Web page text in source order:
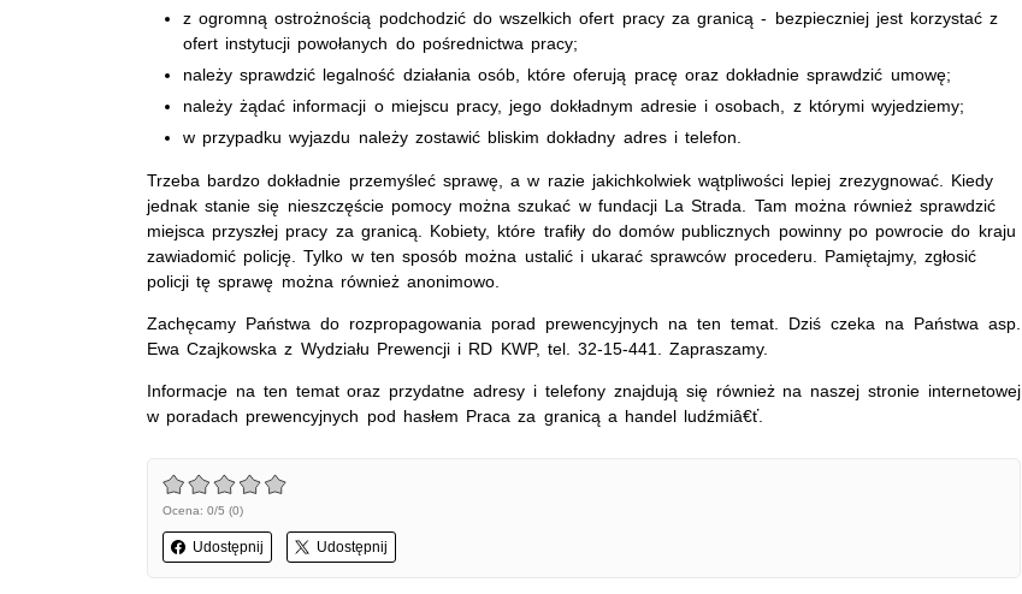
z ogromną ostrożnością podchodzić do wszelkich ofert pracy za granicą - bezpieczniej jest korzystać z
ofert instytucji powołanych do pośrednictwa pracy;
należy sprawdzić legalność działania osób, które oferują pracę oraz dokładnie sprawdzić umowę;
należy żądać informacji o miejscu pracy, jego dokładnym adresie i osobach, z którymi wyjedziemy;
w przypadku wyjazdu należy zostawić bliskim dokładny adres i telefon.
Trzeba bardzo dokładnie przemyśleć sprawę, a w razie jakichkolwiek wątpliwości lepiej zrezygnować. Kiedy
jednak stanie się nieszczęście pomocy można szukać w fundacji La Strada. Tam można również sprawdzić
miejsca przyszłej pracy za granicą. Kobiety, które trafiły do domów publicznych powinny po powrocie do kraju
zawiadomić policję. Tylko w ten sposób można ustalić i ukarać sprawców procederu. Pamiętajmy, zgłosić
policji tę sprawę można również anonimowo.
Zachęcamy Państwa do rozpropagowania porad prewencyjnych na ten temat. Dziś czeka na Państwa asp.
Ewa Czajkowska z Wydziału Prewencji i RD KWP, tel. 32-15-441. Zapraszamy.
Informacje na ten temat oraz przydatne adresy i telefony znajdują się również na naszej stronie internetowej
w poradach prewencyjnych pod hasłem Praca za granicą a handel ludźmiâ€ť.
Ocena: 0/5 (0)
Udostępnij Udostępnij